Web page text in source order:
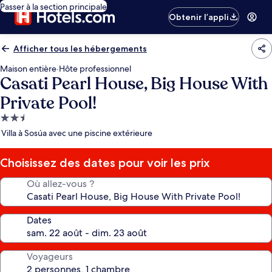
Passer à la section principale
Obtenir l’appli
Afficher tous les hébergements
Maison entière·Hôte professionnel
Casati Pearl House, Big House With
Private Pool!
Hébergement
2.5 étoiles
Villa à Sosúa avec une piscine extérieure
Choisissez des dates pour voir les prix
Où allez-vous ?
Dates
Voyageurs